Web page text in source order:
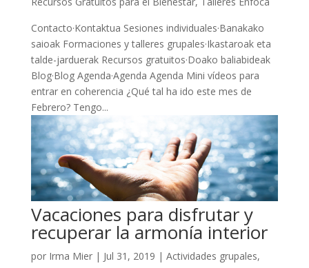
Contacto·Kontaktua Sesiones individuales·Banakako
saioak Formaciones y talleres grupales·Ikastaroak eta
talde-jarduerak Recursos gratuitos·Doako baliabideak
Blog·Blog Agenda·Agenda Agenda Mini vídeos para
entrar en coherencia ¿Qué tal ha ido este mes de
Febrero? Tengo...
Vacaciones para disfrutar y
recuperar la armonía interior
por Irma Mier| Jul 31, 2019 | Actividades grupales,